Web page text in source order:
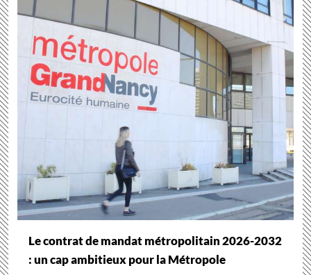
Le contrat de mandat métropolitain 2026-2032
: un cap ambitieux pour la Métropole